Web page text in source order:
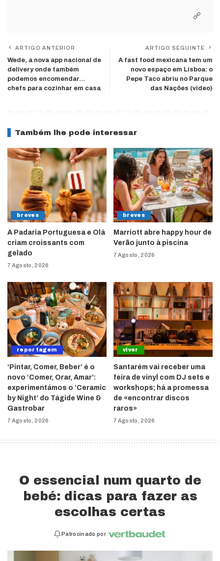
ARTIGO ANTERIOR
Wede, a nova app nacional de
delivery onde também
podemos encomendar…
chefs para cozinhar em casa
ARTIGO SEGUINTE
A fast food mexicana tem um
novo espaço em Lisboa: o
Pepe Taco abriu no Parque
das Nações (video)
Também lhe pode interessar
breves
A Padaria Portuguesa e Olá
criam croissants com
gelado
7 Agosto, 2026
breves
Marriott abre happy hour de
Verão junto à piscina
7 Agosto, 2026
reportagem
‘Pintar, Comer, Beber’ é o
novo ‘Comer, Orar, Amar’:
experimentámos o ‘Ceramic
by Night’ do Tágide Wine &
Gastrobar
7 Agosto, 2026
viver
Santarém vai receber uma
feira de vinyl com DJ sets e
workshops; há a promessa
de «encontrar discos
raros»
7 Agosto, 2026
O essencial num quarto de
bebé: dicas para fazer as
escolhas certas
Patrocinado por